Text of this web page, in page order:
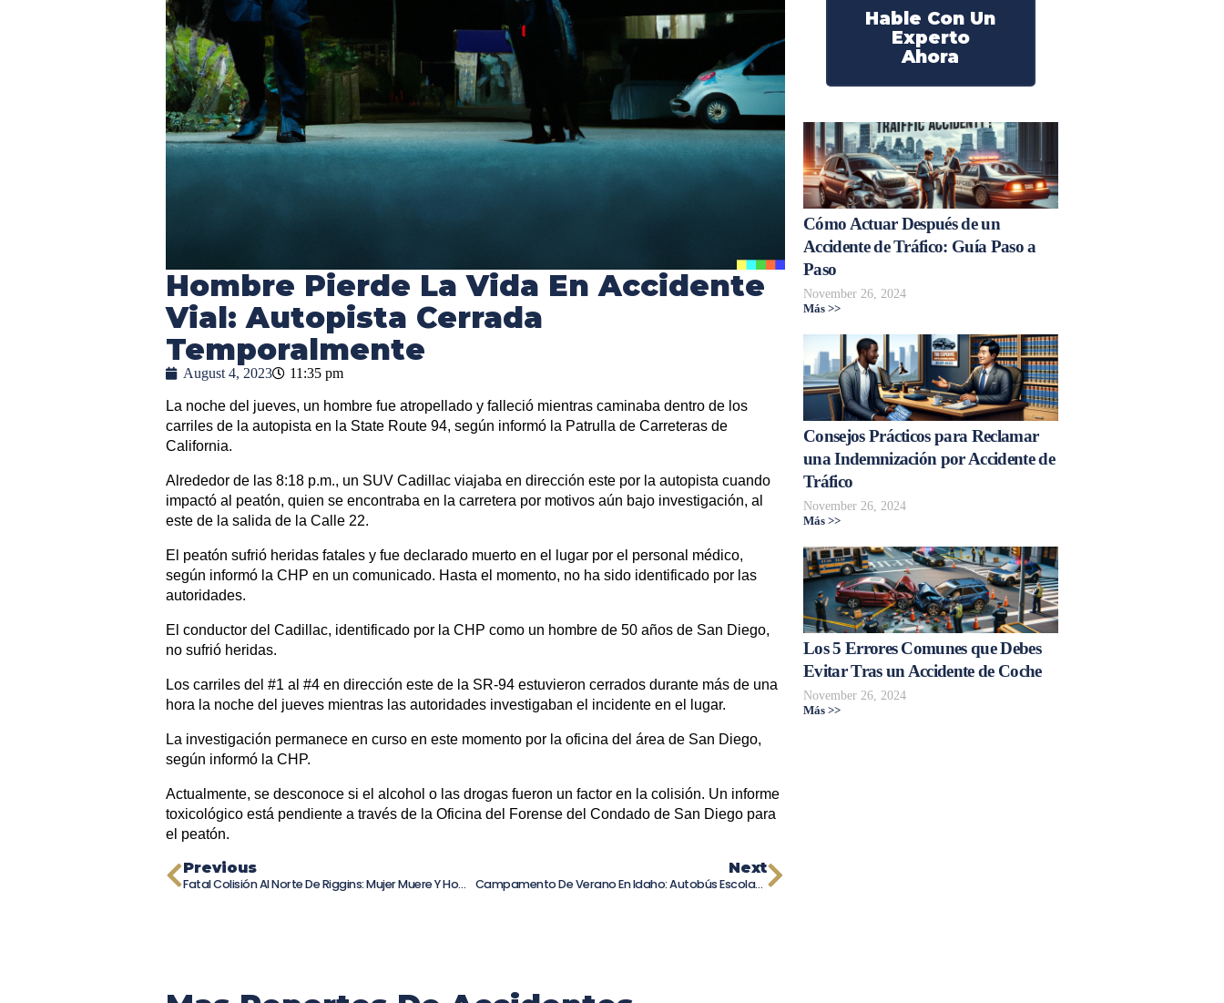
Hombre Pierde La Vida En Accidente
Vial: Autopista Cerrada
Temporalmente
August 4, 2023 11:35 pm
La noche del jueves, un hombre fue atropellado y falleció mientras caminaba dentro de los
carriles de la autopista en la State Route 94, según informó la Patrulla de Carreteras de
California.
Alrededor de las 8:18 p.m., un SUV Cadillac viajaba en dirección este por la autopista cuando
impactó al peatón, quien se encontraba en la carretera por motivos aún bajo investigación, al
este de la salida de la Calle 22.
El peatón sufrió heridas fatales y fue declarado muerto en el lugar por el personal médico,
según informó la CHP en un comunicado. Hasta el momento, no ha sido identificado por las
autoridades.
El conductor del Cadillac, identificado por la CHP como un hombre de 50 años de San Diego,
no sufrió heridas.
Los carriles del #1 al #4 en dirección este de la SR-94 estuvieron cerrados durante más de una
hora la noche del jueves mientras las autoridades investigaban el incidente en el lugar.
La investigación permanece en curso en este momento por la oficina del área de San Diego,
según informó la CHP.
Actualmente, se desconoce si el alcohol o las drogas fueron un factor en la colisión. Un informe
toxicológico está pendiente a través de la Oficina del Forense del Condado de San Diego para
el peatón.
Previous
Fatal Colisión Al Norte De Riggins: Mujer Muere Y Hombre Resulta Herido En Impactante Accidente
Next
Campamento De Verano En Idaho: Autobús Escolar Se Estrella Y Deja Varios Jóvenes Heridos
Hable Con Un
Experto
Ahora
Cómo Actuar Después de un
Accidente de Tráfico: Guía Paso a
Paso
November 26, 2024
Más >>
Consejos Prácticos para Reclamar
una Indemnización por Accidente de
Tráfico
November 26, 2024
Más >>
Los 5 Errores Comunes que Debes
Evitar Tras un Accidente de Coche
November 26, 2024
Más >>